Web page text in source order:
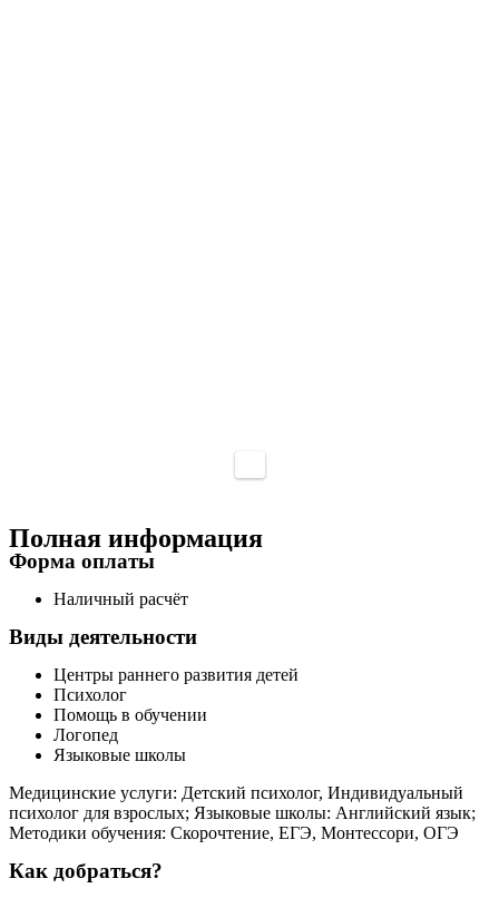
Полная информация
Форма оплаты
Наличный расчёт
Виды деятельности
Центры раннего развития детей
Психолог
Помощь в обучении
Логопед
Языковые школы
Медицинские услуги: Детский психолог, Индивидуальный
психолог для взрослых; Языковые школы: Английский язык;
Методики обучения: Скорочтение, ЕГЭ, Монтессори, ОГЭ
Как добраться?